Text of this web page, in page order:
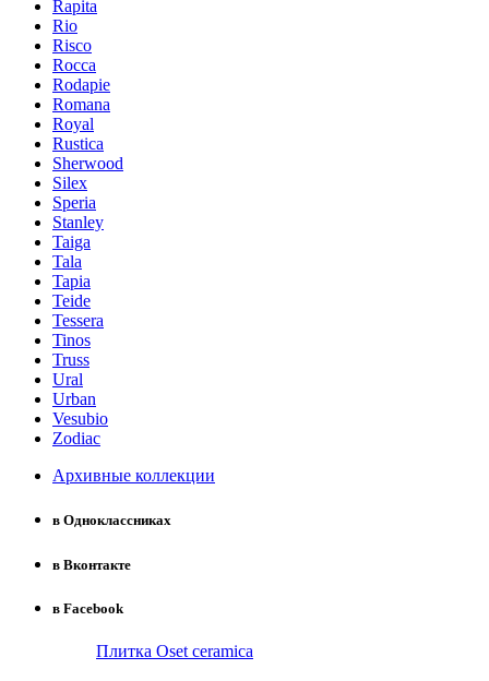
Rapita
Rio
Risco
Rocca
Rodapie
Romana
Royal
Rustica
Sherwood
Silex
Speria
Stanley
Taiga
Tala
Tapia
Teide
Tessera
Tinos
Truss
Ural
Urban
Vesubio
Zodiac
Архивные коллекции
в Одноклассниках
в Вконтакте
в Facebook
Плитка Oset ceramica